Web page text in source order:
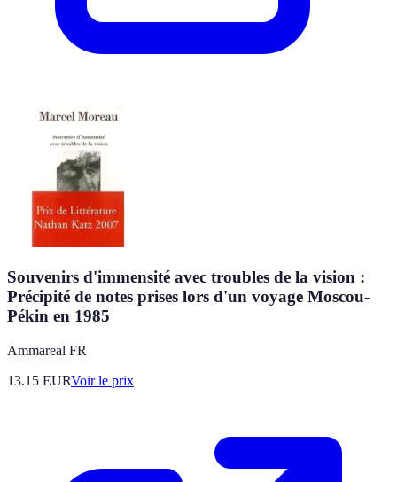
Souvenirs d'immensité avec troubles de la vision :
Précipité de notes prises lors d'un voyage Moscou-
Pékin en 1985
Ammareal FR
13.15 EURVoir le prix